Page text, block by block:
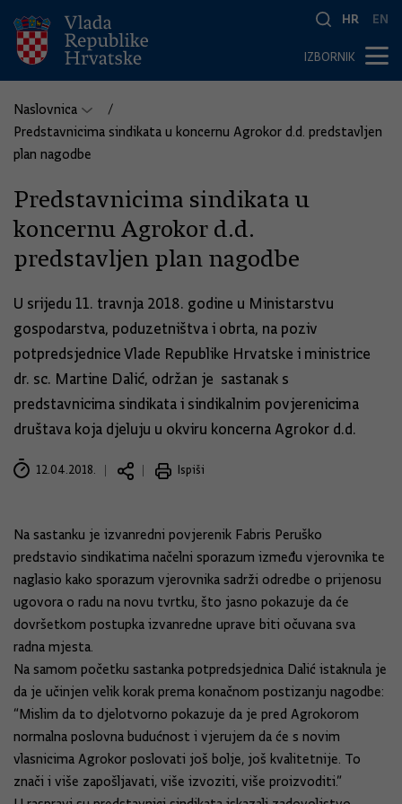
HR EN
IZBORNIK
Naslovnica
Predstavnicima sindikata u koncernu Agrokor d.d. predstavljen
plan nagodbe
Predstavnicima sindikata u
koncernu Agrokor d.d.
predstavljen plan nagodbe
U srijedu 11. travnja 2018. godine u Ministarstvu
gospodarstva, poduzetništva i obrta, na poziv
potpredsjednice Vlade Republike Hrvatske i ministrice
dr. sc. Martine Dalić, održan je sastanak s
predstavnicima sindikata i sindikalnim povjerenicima
društava koja djeluju u okviru koncerna Agrokor d.d.
12.04.2018. Ispiši
Na sastanku je izvanredni povjerenik Fabris Peruško
predstavio sindikatima načelni sporazum između vjerovnika te
naglasio kako sporazum vjerovnika sadrži odredbe o prijenosu
ugovora o radu na novu tvrtku, što jasno pokazuje da će
dovršetkom postupka izvanredne uprave biti očuvana sva
radna mjesta.
Na samom početku sastanka potpredsjednica Dalić istaknula je
da je učinjen velik korak prema konačnom postizanju nagodbe:
“Mislim da to djelotvorno pokazuje da je pred Agrokorom
normalna poslovna budućnost i vjerujem da će s novim
vlasnicima Agrokor poslovati još bolje, još kvalitetnije. To
znači i više zapošljavati, više izvoziti, više proizvoditi.”